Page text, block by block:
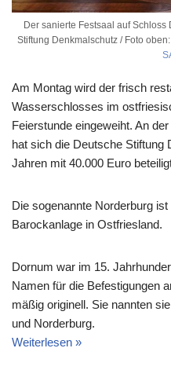
Der sanierte Festsaal auf
Stiftung Denkmalschutz / Foto
Am Montag wird der frisch
Wasserschlosses im
Feierstunde eingeweiht. An
hat sich die Deutsche
Jahren mit 40.000 Euro
Die sogenannte Norderburg
Barockanlage in Ostfriesland.
Dornum war im 15.
Namen für die Befestigungen
mäßig originell. Sie nannten
und Norderburg.
Weiterlesen »